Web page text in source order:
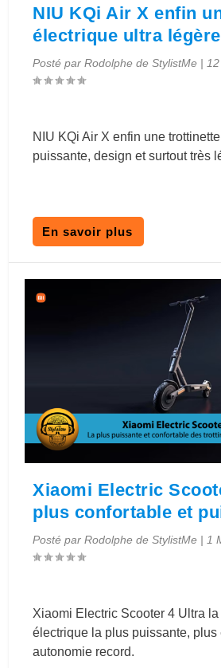
NIU KQi Air X enfin
électrique ultra légère
Posté parRodolphe de StylistMe |
NIU KQi Air X enfin une
puissante, design et surtout très
En savoir plus
Xiaomi Electric
plus confortable et
Posté parRodolphe de StylistMe | 1
Xiaomi Electric Scooter 4 Ultra la
électrique la plus puissante, plus
autonomie record.